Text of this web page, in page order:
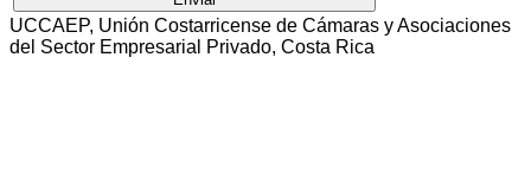
UCCAEP, Unión Costarricense de Cámaras y Asociaciones
del Sector Empresarial Privado, Costa Rica